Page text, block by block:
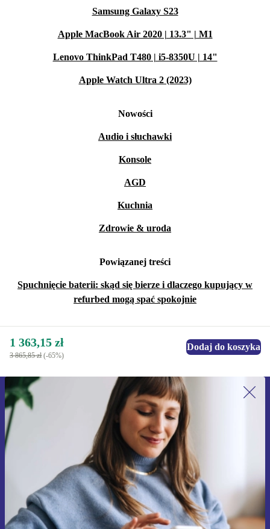
Samsung Galaxy S23
Apple MacBook Air 2020 | 13.3" | M1
Lenovo ThinkPad T480 | i5-8350U | 14"
Apple Watch Ultra 2 (2023)
Nowości
Audio i słuchawki
Konsole
AGD
Kuchnia
Zdrowie & uroda
Powiązanej treści
Spuchnięcie baterii: skąd się bierze i dlaczego kupujący w
refurbed mogą spać spokojnie
1 363,15 zł
3 865,85 zł (-65%)
Dodaj do koszyka
Zapisz się na nasz newsletter!
Nie przegap żadnej oferty.
Zarejestruj się
Informacje na temat używania danych osobowych znajdują się w